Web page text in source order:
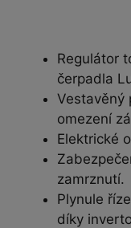
Regulátor
čerpadla
Vestavěný
omezení
Elektrické
zamrznutí.
Plynule
díky